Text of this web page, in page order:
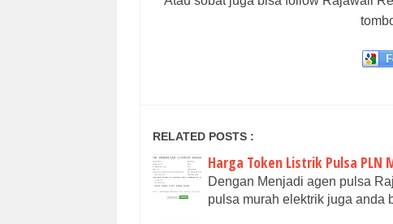
RELATED POSTS :
Harga Token Listrik Pulsa PLN
Dengan Menjadi agen pulsa
pulsa murah elektrik juga